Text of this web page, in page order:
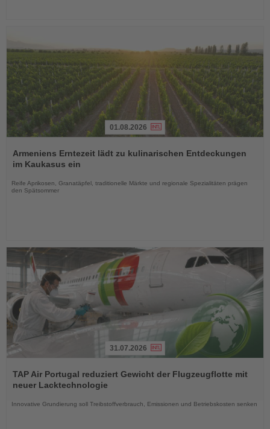
Sie
die
01.08.2026
Armeniens Erntezeit lädt zu kulinarischen Entdeckungen
im Kaukasus ein
Reife Aprikosen, Granatäpfel, traditionelle Märkte und regionale Spezialitäten prägen
den Spätsommer
Sie
die
31.07.2026
TAP Air Portugal reduziert Gewicht der Flugzeugflotte mit
neuer Lacktechnologie
Innovative Grundierung soll Treibstoffverbrauch, Emissionen und Betriebskosten senken